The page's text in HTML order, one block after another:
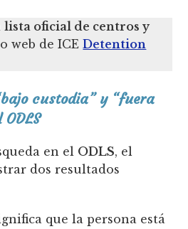
lista oficial de centros y
web de ICEDetention
custodia” y “fuera
en el ODLS, el
dos resultados
que la persona está